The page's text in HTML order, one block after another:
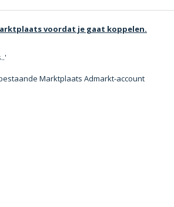
voordat je gaat koppelen.
Marktplaats Admarkt-account